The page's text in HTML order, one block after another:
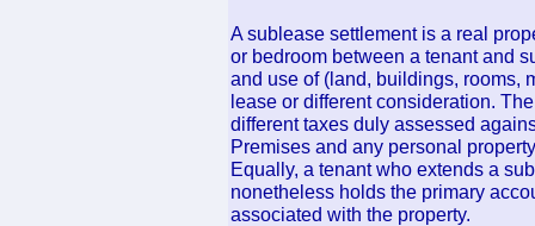
A sublease settlement is a real
or bedroom between a tenant and
and use of (land, buildings, rooms,
lease or different consideration.
different taxes duly assessed
Premises and any personal
Equally, a tenant who extends a
nonetheless holds the primary
associated with the property.